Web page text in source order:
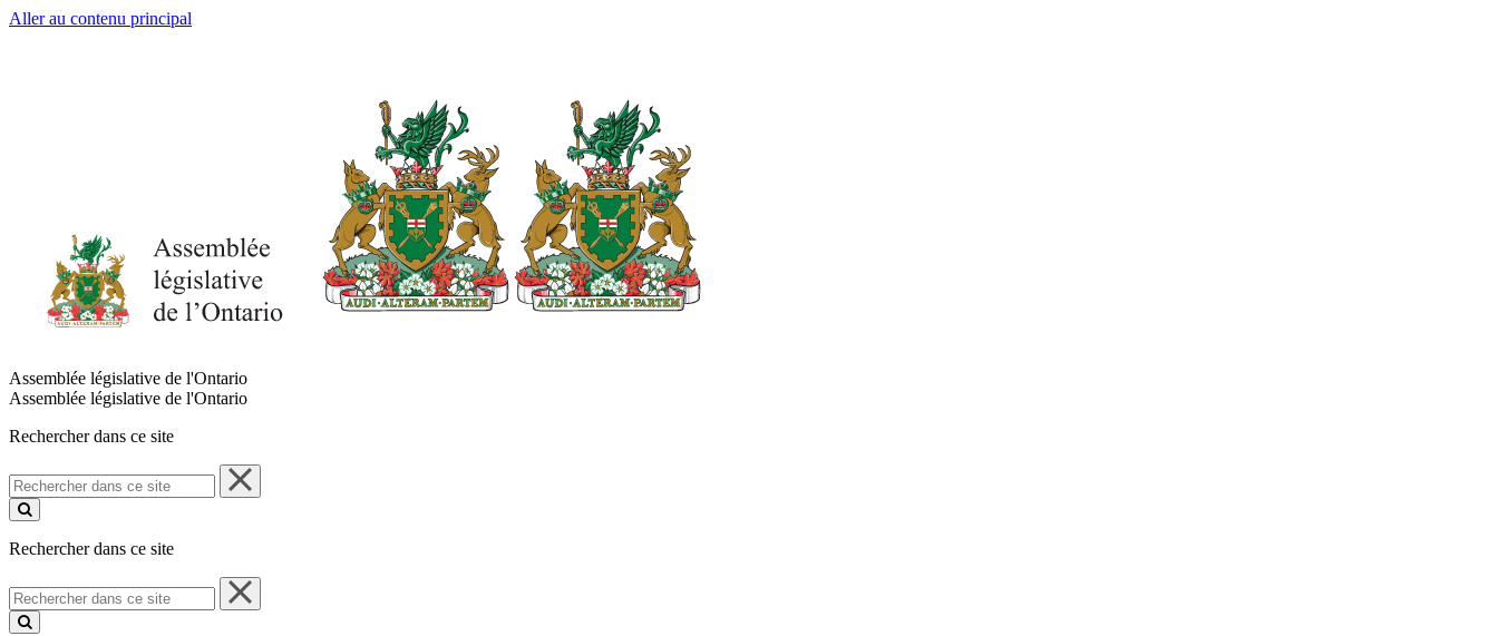
Aller au contenu principal
Assemblée législative de l'Ontario
Assemblée législative de l'Ontario
Rechercher dans ce site
Rechercher
dans
ce
Rechercher dans ce site
Rechercher
dans
ce